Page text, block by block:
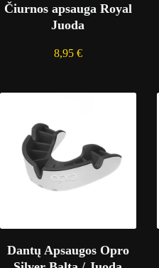
Čiurnos apsauga Royal
Juoda
8,95 €
Dantų Apsaugos Opro